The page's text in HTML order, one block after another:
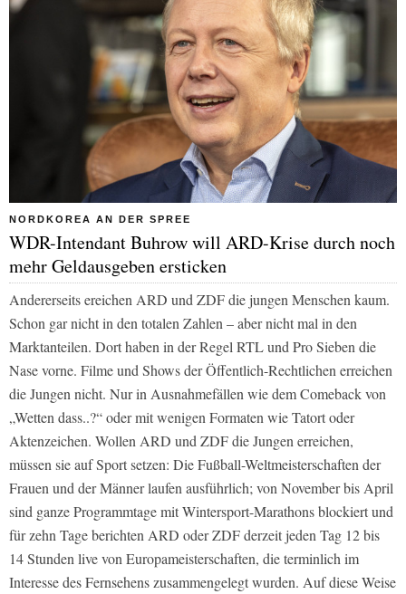
NORDKOREA AN DER SPREE
WDR-Intendant Buhrow will ARD-Krise durch noch
mehr Geldausgeben ersticken
Andererseits ereichen ARD und ZDFdie jungen Menschen kaum.
Schon gar nicht in den totalen Zahlen – aber nicht mal in den
Marktanteilen. Dort haben in der Regel RTLund Pro Sieben die
Nase vorne. Filme und Shows der Öffentlich-Rechtlichen erreichen
die Jungen nicht. Nur in Ausnahmefällen wie dem Comeback von
„Wetten dass..?“ oder mit wenigen Formaten wie Tatort oder
Aktenzeichen. Wollen ARD und ZDFdie Jungen erreichen,
müssen sie auf Sport setzen: Die Fußball-Weltmeisterschaften der
Frauen und der Männer laufen ausführlich; von November bis April
sind ganze Programmtage mit Wintersport-Marathons blockiert und
für zehn Tage berichten ARD oderZDFderzeit jeden Tag 12 bis
14 Stunden live von Europameisterschaften, die terminlich im
Interesse des Fernsehens zusammengelegt wurden. Auf diese Weise